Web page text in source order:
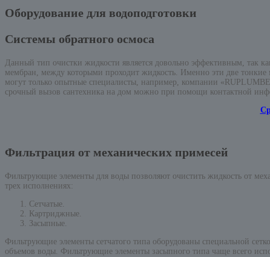
Оборудование для водоподготовки
Системы обратного осмоса
Данный тип очистки жидкости является довольно эффективным, так
мембран, между которыми проходит жидкость. Именно эти две
могут только опытные специалисты, например, компании
срочный вызов сантехника на дом можно при помощи контактной
Фильтрация от механических примесей
Фильтрующие элементы для воды позволяют очистить жидкость от
трех исполнениях:
Сетчатые.
Картриджные.
Засыпные.
Фильтрующие элементы сетчатого типа оборудованы специальной
объемов воды. Фильтрующие элементы засыпного типа чаще всего